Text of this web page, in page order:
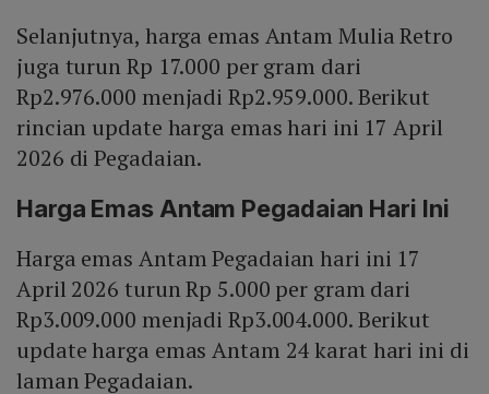
Selanjutnya, harga emas Antam Mulia Retro
juga turun Rp 17.000 per gram dari
Rp2.976.000 menjadi Rp2.959.000. Berikut
rincian update harga emas hari ini 17 April
2026 di Pegadaian.
Harga Emas Antam Pegadaian Hari Ini
Harga emas Antam Pegadaian hari ini 17
April 2026 turun Rp 5.000 per gram dari
Rp3.009.000 menjadi Rp3.004.000. Berikut
update harga emas Antam 24 karat hari ini di
laman Pegadaian.